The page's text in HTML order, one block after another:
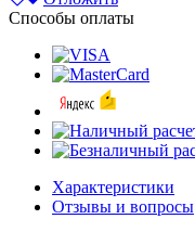
Способы оплаты
Характеристики
Отзывы и вопросы